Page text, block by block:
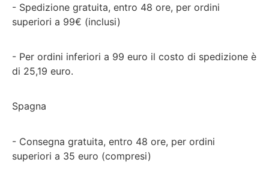
- Spedizione gratuita, entro 48 ore, per ordini
superiori a 99€ (inclusi)
- Per ordini inferiori a 99 euro il costo di spedizione è
di 25,19 euro.
Spagna
- Consegna gratuita, entro 48 ore, per ordini
superiori a 35 euro (compresi)